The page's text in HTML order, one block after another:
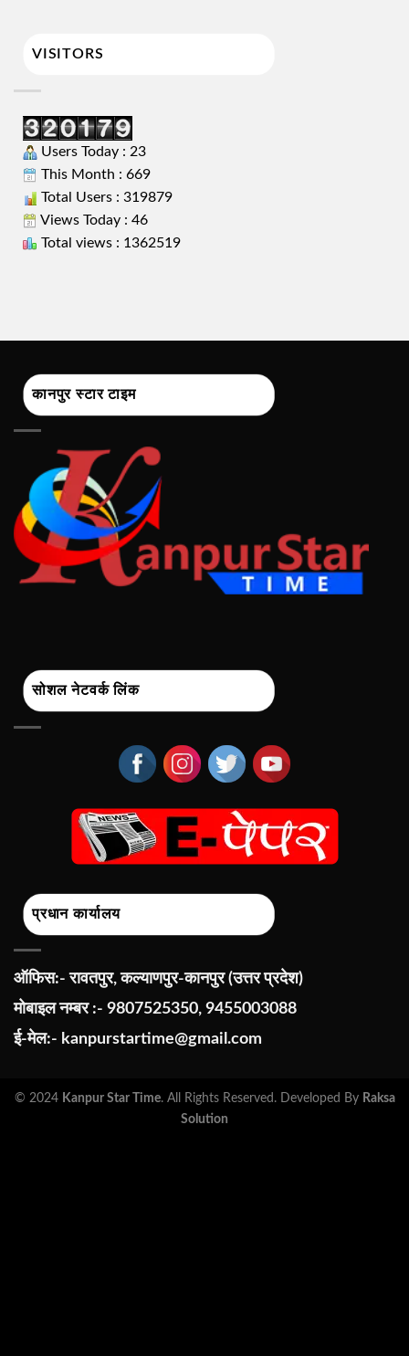
VISITORS
Users Today : 23
This Month : 669
Total Users : 319879
Views Today : 46
Total views : 1362519
कानपुर स्टार टाइम
सोशल नेटवर्क लिंक
प्रधान कार्यालय
ऑफिस:- रावतपुर, कल्याणपुर-कानपुर (उत्तर प्रदेश)
मोबाइल नम्बर :- 9807525350, 9455003088
ई-मेल:- kanpurstartime@gmail.com
© 2024 Kanpur Star Time. All Rights Reserved. Developed By Raksa
Solution